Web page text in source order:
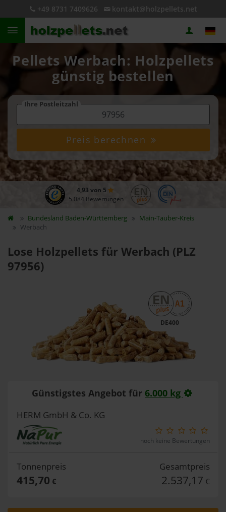
+49 8731 7409626 kontakt@holzpellets.net
Pellets Werbach: Holzpellets
günstig bestellen
Ihre Postleitzahl
Preis berechnen
4,93 von 5
5.084 Bewertungen
Bundesland Baden-Württemberg
Main-Tauber-Kreis
Werbach
Lose Holzpellets für Werbach (PLZ
97956)
DE400
Günstigstes Angebot für 6.000 kg
HERM GmbH & Co. KG
noch keine Bewertungen
Tonnenpreis
415,70 €
Gesamtpreis
2.537,17 €